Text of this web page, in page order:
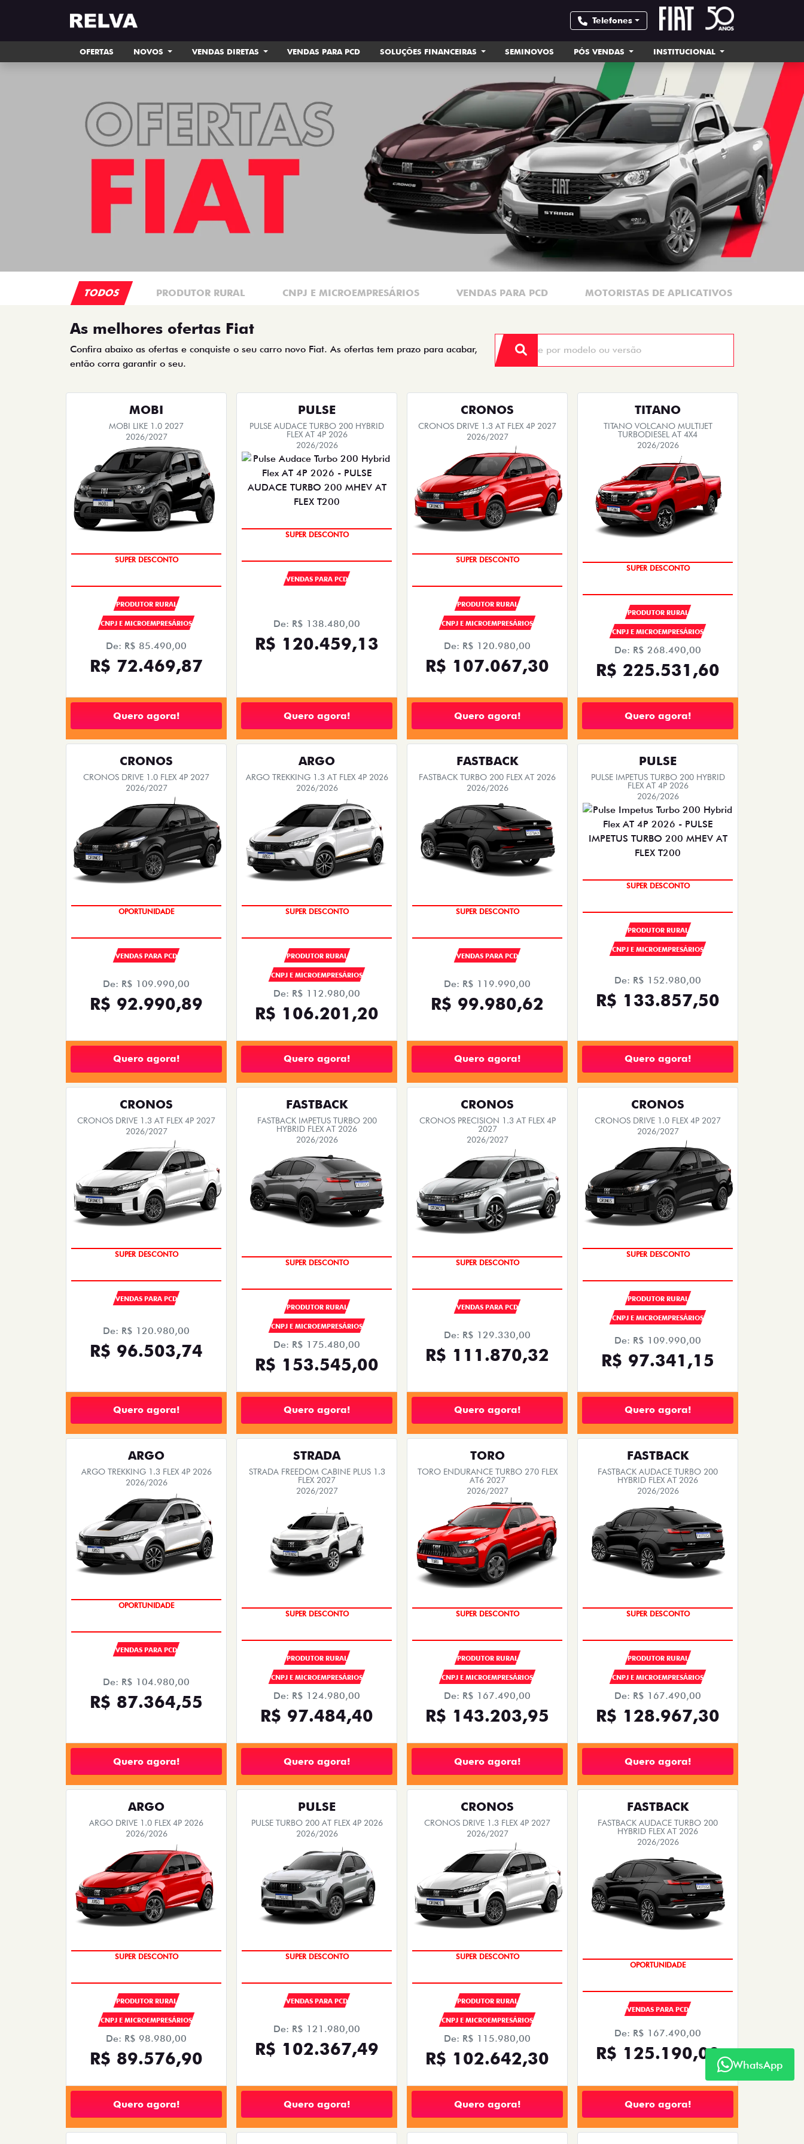
Telefones
OFERTAS NOVOS VENDAS DIRETAS VENDAS PARA PCD SOLUÇÕES FINANCEIRAS SEMINOVOS PÓS VENDAS INSTITUCIONAL
TODOS PRODUTOR RURAL CNPJ E MICROEMPRESÁRIOS VENDAS PARA PCD MOTORISTAS DE APLICATIVOS
As melhores ofertas Fiat
Confira abaixo as ofertas e conquiste o seu carro novo Fiat. As ofertas tem prazo para acabar,
então corra garantir o seu.
MOBI
MOBI LIKE 1.0 2027
2026/2027
OPORTUNIDADE
PRODUTOR RURAL
CNPJ E MICROEMPRESÁRIOS
De: R$ 85.490,00
R$ 72.469,87
Quero agora!
PULSE
PULSE AUDACE TURBO 200 HYBRID
FLEX AT 4P 2026
2026/2026
OPORTUNIDADE
VENDAS PARA PCD
De: R$ 138.480,00
R$ 120.459,13
Quero agora!
CRONOS
CRONOS DRIVE 1.3 AT FLEX 4P 2027
2026/2027
OPORTUNIDADE
PRODUTOR RURAL
CNPJ E MICROEMPRESÁRIOS
De: R$ 120.980,00
R$ 107.067,30
Quero agora!
TITANO
TITANO VOLCANO MULTIJET
TURBODIESEL AT 4X4
2026/2026
OPORTUNIDADE
PRODUTOR RURAL
CNPJ E MICROEMPRESÁRIOS
De: R$ 268.490,00
R$ 225.531,60
Quero agora!
CRONOS
CRONOS DRIVE 1.0 FLEX 4P 2027
2026/2027
OPORTUNIDADE
VENDAS PARA PCD
De: R$ 109.990,00
R$ 92.990,89
Quero agora!
ARGO
ARGO TREKKING 1.3 AT FLEX 4P 2026
2026/2026
OPORTUNIDADE
PRODUTOR RURAL
CNPJ E MICROEMPRESÁRIOS
De: R$ 112.980,00
R$ 106.201,20
Quero agora!
FASTBACK
FASTBACK TURBO 200 FLEX AT 2026
2026/2026
OPORTUNIDADE
VENDAS PARA PCD
De: R$ 119.990,00
R$ 99.980,62
Quero agora!
PULSE
PULSE IMPETUS TURBO 200 HYBRID
FLEX AT 4P 2026
2026/2026
OPORTUNIDADE
PRODUTOR RURAL
CNPJ E MICROEMPRESÁRIOS
De: R$ 152.980,00
R$ 133.857,50
Quero agora!
CRONOS
CRONOS DRIVE 1.3 AT FLEX 4P 2027
2026/2027
OPORTUNIDADE
VENDAS PARA PCD
De: R$ 120.980,00
R$ 96.503,74
Quero agora!
FASTBACK
FASTBACK IMPETUS TURBO 200
HYBRID FLEX AT 2026
2026/2026
OPORTUNIDADE
PRODUTOR RURAL
CNPJ E MICROEMPRESÁRIOS
De: R$ 175.480,00
R$ 153.545,00
Quero agora!
CRONOS
CRONOS PRECISION 1.3 AT FLEX 4P
2027
2026/2027
OPORTUNIDADE
VENDAS PARA PCD
De: R$ 129.330,00
R$ 111.870,32
Quero agora!
CRONOS
CRONOS DRIVE 1.0 FLEX 4P 2027
2026/2027
OPORTUNIDADE
PRODUTOR RURAL
CNPJ E MICROEMPRESÁRIOS
De: R$ 109.990,00
R$ 97.341,15
Quero agora!
ARGO
ARGO TREKKING 1.3 FLEX 4P 2026
2026/2026
OPORTUNIDADE
VENDAS PARA PCD
De: R$ 104.980,00
R$ 87.364,55
Quero agora!
STRADA
STRADA FREEDOM CABINE PLUS 1.3
FLEX 2027
2026/2027
OPORTUNIDADE
PRODUTOR RURAL
CNPJ E MICROEMPRESÁRIOS
De: R$ 124.980,00
R$ 97.484,40
Quero agora!
TORO
TORO ENDURANCE TURBO 270 FLEX
AT6 2027
2026/2027
OPORTUNIDADE
PRODUTOR RURAL
CNPJ E MICROEMPRESÁRIOS
De: R$ 167.490,00
R$ 143.203,95
Quero agora!
FASTBACK
FASTBACK AUDACE TURBO 200
HYBRID FLEX AT 2026
2026/2026
OPORTUNIDADE
PRODUTOR RURAL
CNPJ E MICROEMPRESÁRIOS
De: R$ 167.490,00
R$ 128.967,30
Quero agora!
ARGO
ARGO DRIVE 1.0 FLEX 4P 2026
2026/2026
OPORTUNIDADE
PRODUTOR RURAL
CNPJ E MICROEMPRESÁRIOS
De: R$ 98.980,00
R$ 89.576,90
Quero agora!
PULSE
PULSE TURBO 200 AT FLEX 4P 2026
2026/2026
OPORTUNIDADE
VENDAS PARA PCD
De: R$ 121.980,00
R$ 102.367,49
Quero agora!
CRONOS
CRONOS DRIVE 1.3 FLEX 4P 2027
2026/2027
OPORTUNIDADE
PRODUTOR RURAL
CNPJ E MICROEMPRESÁRIOS
De: R$ 115.980,00
R$ 102.642,30
Quero agora!
FASTBACK
FASTBACK AUDACE TURBO 200
HYBRID FLEX AT 2026
2026/2026
OPORTUNIDADE
VENDAS PARA PCD
De: R$ 167.490,00
R$ 125.190,00
Quero agora!
WhatsApp